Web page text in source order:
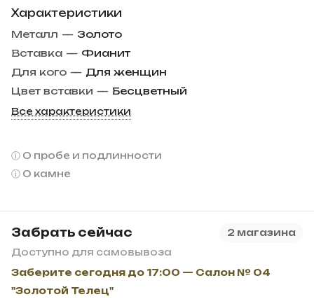
Характеристики
Металл — Золото
Вставка — Фианит
Для кого — Для женщин
Цвет вставки — Бесцветный
Все характеристики
О пробе и подлинности
О камне
Забрать сейчас
2 магазина
Доступно для самовывоза
Заберите сегодня до 17:00 — Салон № 04
"Золотой Телец"